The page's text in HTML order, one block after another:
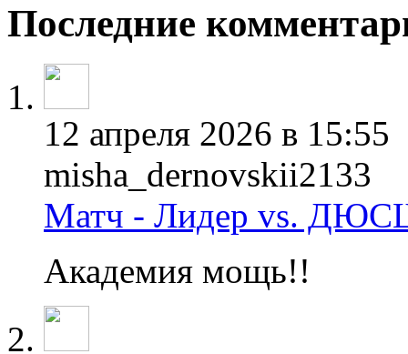
Последние
12 апреля 2026 в 15:55
misha_dernovskii2133
Матч - Лидер vs.
Академия мощь!!